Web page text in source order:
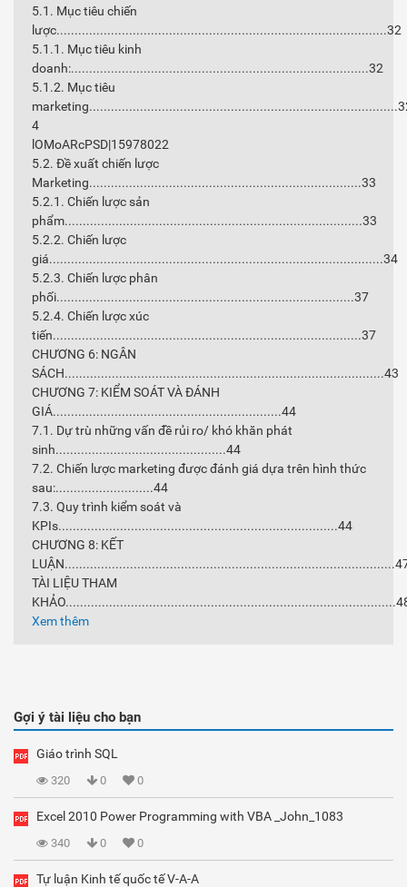
5.1. Mục tiêu chiến
lược...........................................................................................32
5.1.1. Mục tiêu kinh
doanh:..................................................................................32
5.1.2. Mục tiêu
4
lOMoARcPSD|15978022
5.2. Đề xuất chiến lược
Marketing...........................................................................33
5.2.1. Chiến lược sản
phẩm..................................................................................33
5.2.2. Chiến lược
giá............................................................................................34
5.2.3. Chiến lược phân
phối..................................................................................37
5.2.4. Chiến lược xúc
tiến.....................................................................................37
CHƯƠNG 6: NGÂN
SÁCH........................................................................................43
CHƯƠNG 7: KIỂM SOÁT VÀ ĐÁNH
GIÁ...............................................................44
7.1. Dự trù những vấn đề rủi ro/ khó khăn phát
sinh...............................................44
7.2. Chiến lược marketing được đánh giá dựa trên hình thức
sau:...........................44
7.3. Quy trình kiểm soát và
KPIs.............................................................................44
CHƯƠNG 8: KẾT
TÀI LIỆU THAM
Xem thêm
Gợi ý tài liệu cho bạn
Giáo trình SQL
320 0 0
Excel 2010 Power Programming with VBA _John_1083
340 0 0
Tự luận Kinh tế quốc tế V-A-A